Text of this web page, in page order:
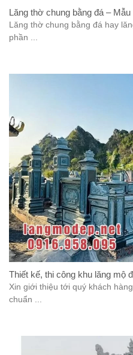
Lăng thờ chung bằng đá –
Lăng thờ chung bằng đá hay
phần ...
Thiết kế, thi công khu lăng mộ
Xin giới thiệu tới quý khách
chuẩn ...